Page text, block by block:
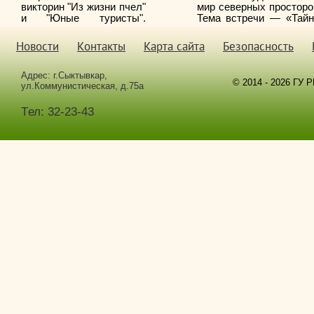
викторин "Из жизни пчел"
и"Юные туристы".
мир северных
Тема встречи —
дети узнали
нового, что
Новости Контакты Карта сайта Безопасность
Адрес: г.Сыктывкар,
ул.Коммунистическая, д.75а
Tел: 32-23-43
© 2014 - 2026 ГУ